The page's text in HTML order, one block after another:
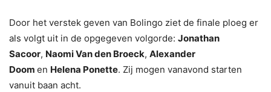
Door het verstek geven van Bolingo ziet de finale ploeg er
als volgt uit in de opgegeven volgorde: Jonathan
Sacoor, Naomi Van den Broeck, Alexander
Doom en Helena Ponette. Zij mogen vanavond starten
vanuit baan acht.